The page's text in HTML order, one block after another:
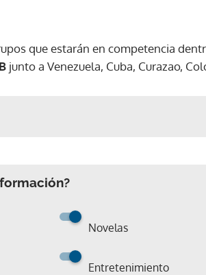
que estarán en competencia
junto a Venezuela, Cuba, Curazao,
Novelas
Entretenimiento